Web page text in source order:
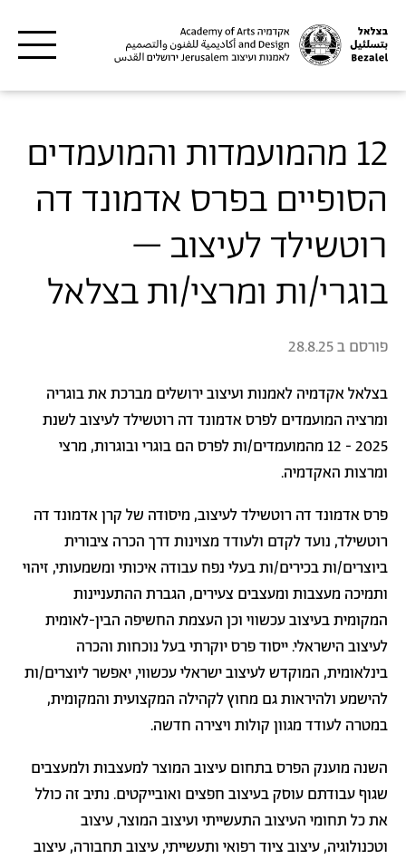
12 מהמועמדות והמועמדים
הסופיים בפרס אדמונד דה
רוטשילד לעיצוב –
בוגרי/ות ומרצי/ות בצלאל
פורסם ב28.8.25
בצלאל אקדמיה לאמנות ועיצוב ירושלים מברכת את בוגריה
ומרציה המועמדים לפרס אדמונד דה רוטשילד לעיצוב לשנת
2025 - 12 מהמועמדים/ות לפרס הם בוגרי ובוגרות, מרצי
ומרצות האקדמיה.
פרס אדמונד דה רוטשילד לעיצוב, מיסודה של קרן אדמונד דה
רוטשילד, נועד לקדם ולעודד מצוינות דרך הכרה ציבורית
ביוצרים/ות בכירים/ות בעלי נפח עבודה איכותי ומשמעותי, זיהוי
ותמיכה מעצבות ומעצבים צעירים, הגברת ההתעניינות
המקומית בעיצוב עכשווי וכן העצמת החשיפה הבין-לאומית
לעיצוב הישראלי. ייסוד פרס יוקרתי בעל נוכחות והכרה
בינלאומית, המוקדש לעיצוב ישראלי עכשווי, יאפשר ליוצרים/ות
להישמע ולהיראות גם מחוץ לקהילה המקצועית והמקומית,
במטרה לעודד מגוון קולות ויצירה חדשה.
השנה מוענק הפרס בתחום עיצוב המוצר למעצבות ולמעצבים
שגוף עבודתם עוסק בעיצוב חפצים ואובייקטים. נתיב זה כולל
את כל תחומי העיצוב התעשייתי ועיצוב המוצר, עיצוב
וטכנולוגיה, עיצוב ציוד רפואי ותעשייתי, עיצוב תחבורה, עיצוב